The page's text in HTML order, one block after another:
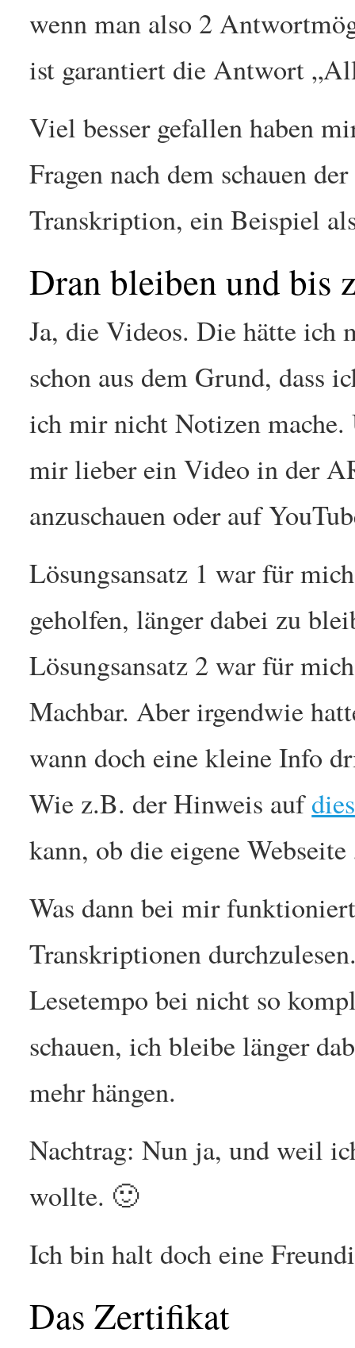
wenn man also 2
ist garantiert die Antwort
Viel besser gefallen haben
Fragen nach dem schauen
Transkription, ein Beispiel
Dran bleiben und bis
Ja, die Videos. Die hätte ich
schon aus dem Grund, dass
ich mir nicht Notizen
mir lieber ein Video in der
anzuschauen oder auf
Lösungsansatz 1 war für
geholfen, länger dabei zu
Lösungsansatz 2 war für
Machbar. Aber irgendwie
wann doch eine kleine Info
Wie z.B. der Hinweis auf
kann, ob die eigene
Was dann bei mir
Transkriptionen
Lesetempo bei nicht so
schauen, ich bleibe länger
mehr hängen.
Nachtrag: Nun ja, und weil
wollte. 🙂
Ich bin halt doch eine
Das Zertifikat